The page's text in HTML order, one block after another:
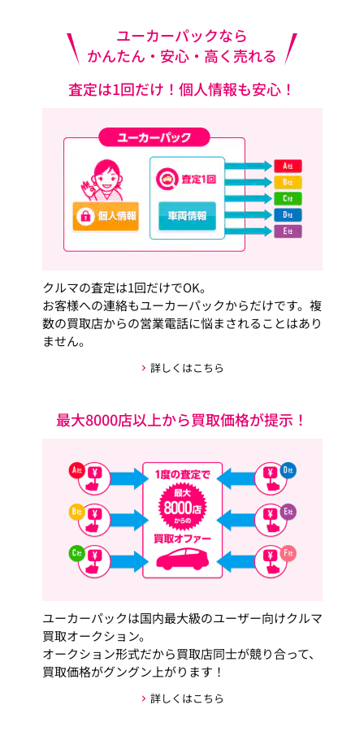
ユーカーパックなら
かんたん・安心・高く売れる
査定は1回だけ！個人情報も安心！
クルマの査定は1回だけでOK。
お客様への連絡もユーカーパックからだけです。複
数の買取店からの営業電話に悩まされることはあり
ません。
詳しくはこちら
最大8000店以上から買取価格が提示！
ユーカーパックは国内最大級のユーザー向けクルマ
買取オークション。
オークション形式だから買取店同士が競り合って、
買取価格がグングン上がります！
詳しくはこちら